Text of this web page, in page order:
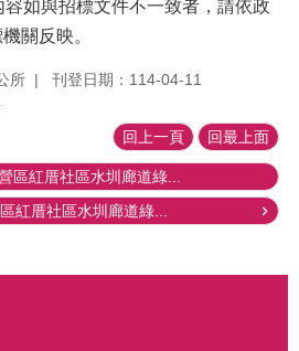
如與招標文件不一致者，請依政
關反映。
所
刊登日期：114-04-11
回上一頁 回最上面
區紅厝社區水圳廊道綠...
紅厝社區水圳廊道綠...